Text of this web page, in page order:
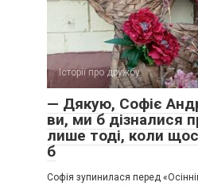
Історії про дружбу
— Дякую, Софіє
ви, ми б дізналися
лише тоді, коли
б
Софія зупинилася перед